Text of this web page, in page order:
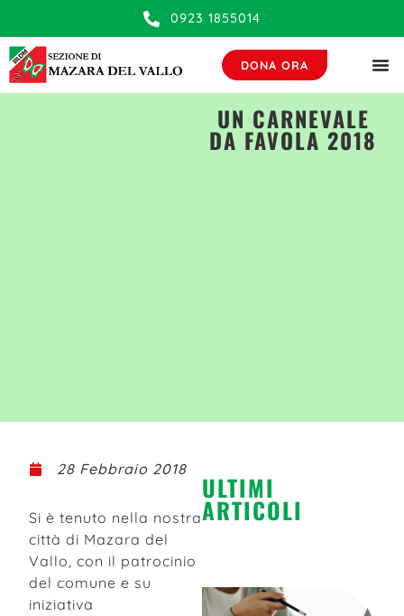
0923 1855014
DONA ORA
UN CARNEVALE
DA FAVOLA 2018
28 Febbraio 2018
Si è tenuto nella nostra
città di Mazara del
Vallo, con il patrocinio
del comune e su
iniziativa
ULTIMI
ARTICOLI